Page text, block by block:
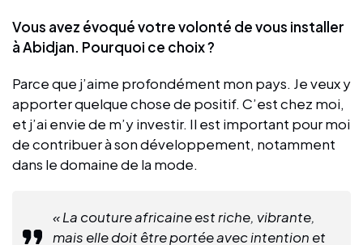
Vous avez évoqué votre volonté de vous installer
à Abidjan. Pourquoi ce choix ?
Parce que j’aime profondément mon pays. Je veux y
apporter quelque chose de positif. C’est chez moi,
et j’ai envie de m’y investir. Il est important pour moi
de contribuer à son développement, notamment
dans le domaine de la mode.
« La couture africaine est riche, vibrante,
mais elle doit être portée avec intention et